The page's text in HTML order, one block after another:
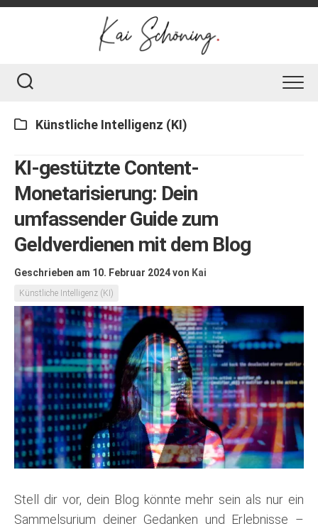
Skip
Künstliche Intelligenz (KI)
KI-gestützte Content-
Monetarisierung: Dein
umfassender Guide zum
Geldverdienen mit dem Blog
Geschrieben am 10. Februar 2024von Kai
Künstliche Intelligenz (KI)
Stell dir vor, dein Blog könnte mehr sein als nur ein
Sammelsurium deiner Gedanken und Erlebnisse –